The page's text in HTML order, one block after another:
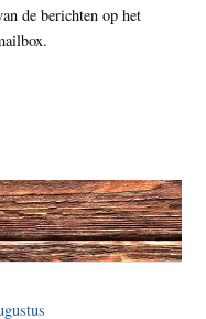
de berichten op het